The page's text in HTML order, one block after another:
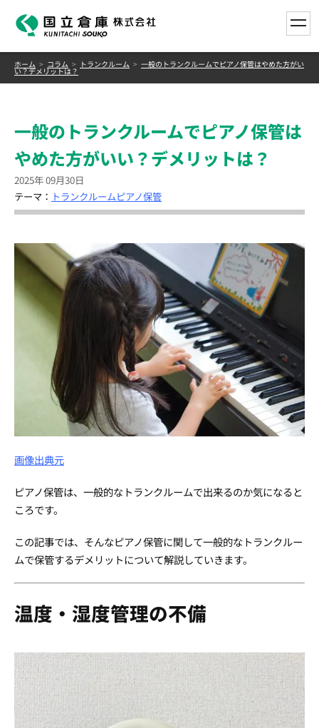
ホーム コラム トランクルーム 一般のトランクルームでピアノ保管はやめた方がい
い？デメリットは？
一般のトランクルームでピアノ保管は
やめた方がいい？デメリットは？
2025年 09月30日
テーマ： トランクルームピアノ保管
画像出典元
ピアノ保管は、一般的なトランクルームで出来るのか気になると
ころです。
この記事では、そんなピアノ保管に関して一般的なトランクルー
ムで保管するデメリットについて解説していきます。
温度・湿度管理の不備